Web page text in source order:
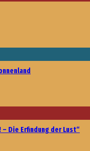
– Die Erfindung der Lust“